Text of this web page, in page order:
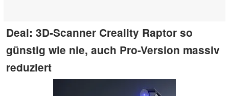
Deal: 3D-Scanner Creality Raptor so
günstig wie nie, auch Pro-Version massiv
reduziert